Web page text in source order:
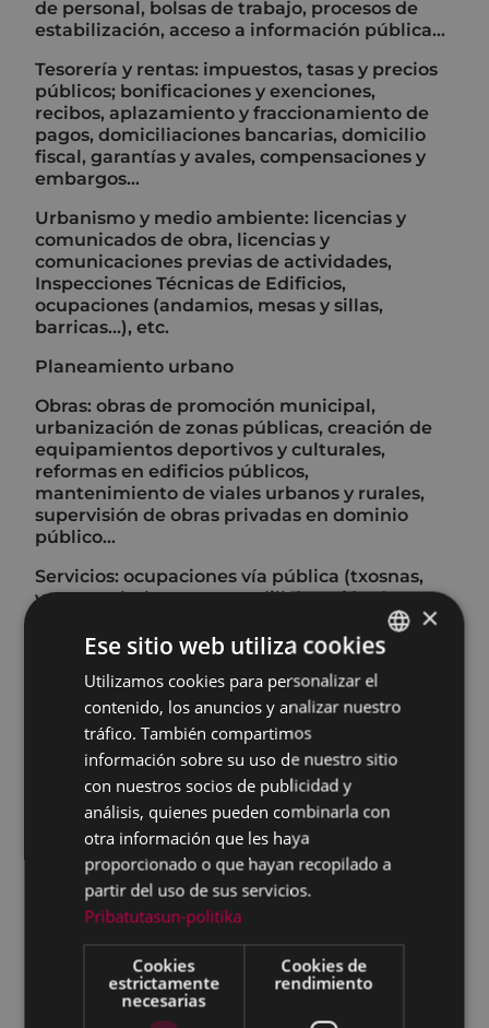
de personal, bolsas de trabajo, procesos de
estabilización, acceso a información pública…
Tesorería y rentas: impuestos, tasas y precios
públicos; bonificaciones y exenciones,
recibos, aplazamiento y fraccionamiento de
pagos, domiciliaciones bancarias, domicilio
fiscal, garantías y avales, compensaciones y
embargos…
Urbanismo y medio ambiente: licencias y
comunicados de obra, licencias y
comunicaciones previas de actividades,
Inspecciones Técnicas de Edificios,
ocupaciones (andamios, mesas y sillas,
barricas...), etc.
Planeamiento urbano
Obras: obras de promoción municipal,
urbanización de zonas públicas, creación de
equipamientos deportivos y culturales,
reformas en edificios públicos,
mantenimiento de viales urbanos y rurales,
supervisión de obras privadas en dominio
público...
Servicios: ocupaciones vía pública (txosnas,
venta ambulante, mercadillo), cesión de
materiales, cementerio municipal, tala de
árboles, mantenimiento (jardines,
Desarrollo económico, empleo e innovación:
formación ocupacional; actividades y
programas de apoyo al comercio, la industria
y el emprendimiento...
Policía Municipal: multas y alegaciones,
vehículos abandonados, armas de aire,
perros, informes de accidentes, contenedores
de obras, reserva de estacionamiento...
Servicios Sociales: centros residenciales y de
día, ayuda a domicilio, orientación jurídica,
teleasistencia, ayudas económicas y técnicas,
dependencia, discapacidad, tarjeta de
estacionamiento, inclusión, intervención
familiar, igualdad, inmigración...
BASQUE
SPANISH
×
Ese sitio web utiliza cookies
Utilizamos cookies para personalizar el
contenido, los anuncios y analizar nuestro
tráfico. También compartimos
información sobre su uso de nuestro sitio
con nuestros socios de publicidad y
análisis, quienes pueden combinarla con
otra información que les haya
proporcionado o que hayan recopilado a
partir del uso de sus servicios.
Pribatutasun-politika
Cookies
estrictamente
necesarias
Cookies de
rendimiento